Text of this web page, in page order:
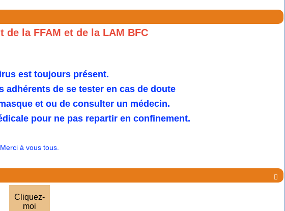
de la FFAM et de la LAM BFC
est toujours présent.
adhérents de se tester en cas de doute
et ou de consulter un médecin.
pour ne pas repartir en confinement.
Merci à vous tous.

Cliquez-
moi